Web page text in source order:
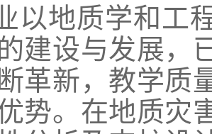
以地质学和工
建设与发展，
革新，教学质
势。在地质灾